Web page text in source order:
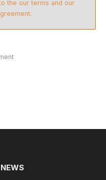
the our terms and our
NEWS